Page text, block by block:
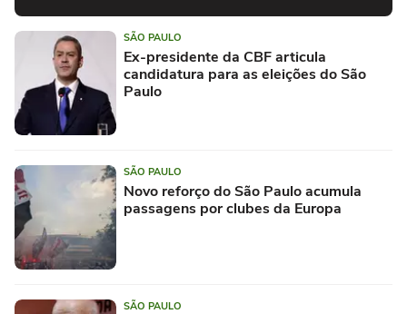
SÃO PAULO
Ex-presidente da CBF articula
candidatura para as eleições do São
Paulo
SÃO PAULO
Novo reforço do São Paulo acumula
passagens por clubes da Europa
SÃO PAULO